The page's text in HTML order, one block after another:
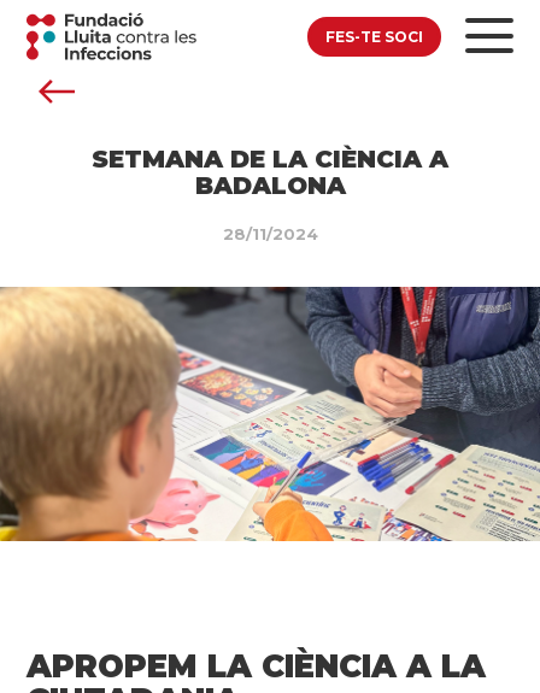
FES-TE SOCI
SETMANA DE LA CIÈNCIA A
BADALONA
28/11/2024
APROPEM LA CIÈNCIA A LA